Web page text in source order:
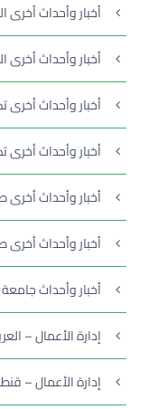
أخبار وأحداث
أخبار وأحداث
أخبار وأحداث أخرى
أخبار وأحداث أخرى
أخبار وأحداث
أخبار وأحداث
أخبار وأحداث
إدارة الأعمال –
إدارة الأعمال –